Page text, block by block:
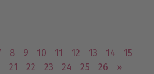
8 9 10 11 12 13 14
15
21 22 23 24 25 26 »